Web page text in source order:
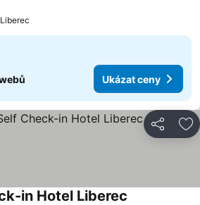
Liberec
Ukázat ceny
Sdílet
in Hotel Liberec